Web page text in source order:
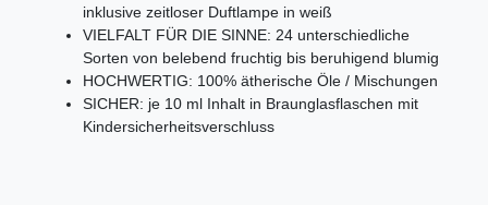
inklusive zeitloser Duftlampe in weiß
VIELFALT FÜR DIE SINNE: 24 unterschiedliche
Sorten von belebend fruchtig bis beruhigend blumig
HOCHWERTIG: 100% ätherische Öle / Mischungen
SICHER: je 10 ml Inhalt in Braunglasflaschen mit
Kindersicherheitsverschluss